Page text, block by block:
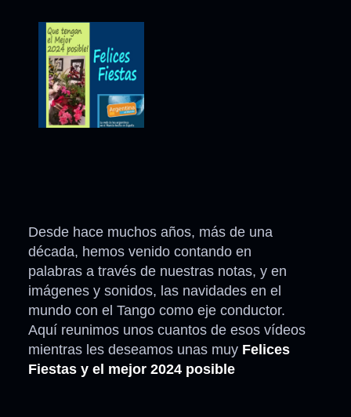
Desde hace muchos años, más de una
década, hemos venido contando en
palabras a través de nuestras notas, y en
imágenes y sonidos, las navidades en el
mundo con el Tango como eje conductor.
Aquí reunimos unos cuantos de esos vídeos
mientras les deseamos unas muy Felices
Fiestas y el mejor 2024 posible